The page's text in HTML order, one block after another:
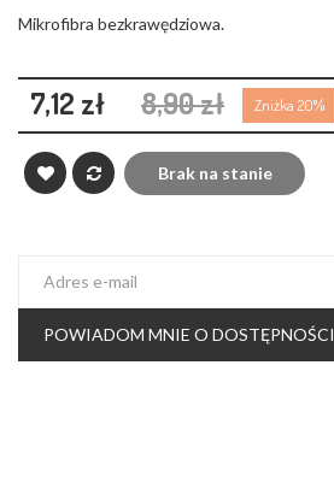
Mikrofibra bezkrawędziowa.
7,12 zł 8,90 zł Zniżka 20%
Brak na stanie
POWIADOM MNIE O DOSTĘPNOŚCI